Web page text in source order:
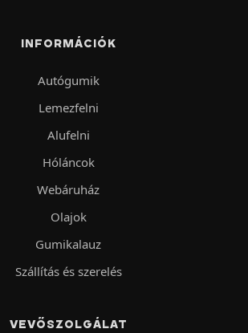
INFORMÁCIÓK
Autógumik
Lemezfelni
Alufelni
Hóláncok
Webáruház
Olajok
Gumikalauz
Szállítás és szerelés
VEVŐSZOLGÁLAT